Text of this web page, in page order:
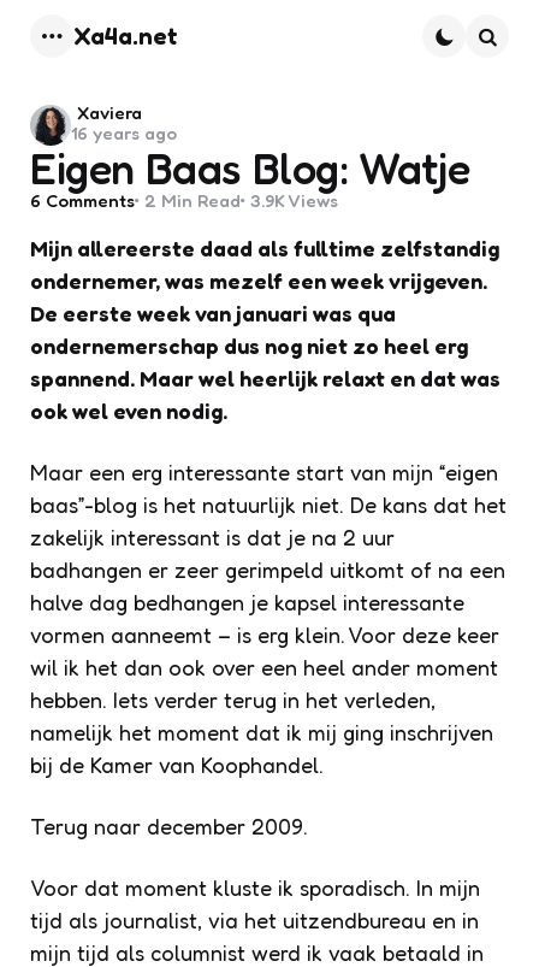
Xa4a.net
Eigen Baas Blog: Watje
Posted
by
Xaviera
16 years ago
6 Comments 2 Min Read 3.9K Views
Mijn allereerste daad als fulltime zelfstandig
ondernemer, was mezelf een week vrijgeven.
De eerste week van januari was qua
ondernemerschap dus nog niet zo heel erg
spannend. Maar wel heerlijk relaxt en dat was
ook wel even nodig.
Maar een erg interessante start van mijn “eigen
baas”-blog is het natuurlijk niet. De kans dat het
zakelijk interessant is dat je na 2 uur
badhangen er zeer gerimpeld uitkomt of na een
halve dag bedhangen je kapsel interessante
vormen aanneemt – is erg klein. Voor deze keer
wil ik het dan ook over een heel ander moment
hebben. Iets verder terug in het verleden,
namelijk het moment dat ik mij ging inschrijven
bij de Kamer van Koophandel.
Terug naar december 2009.
Voor dat moment kluste ik sporadisch. In mijn
tijd als journalist, via het uitzendbureau en in
mijn tijd als columnist werd ik vaak betaald in